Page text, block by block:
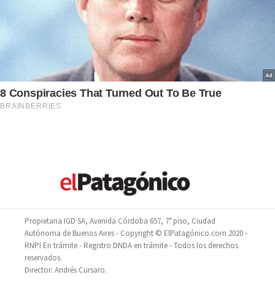
Propietaria IGD SA, Avenida Córdoba 657, 7° piso, Ciudad
Autónoma de Buenos Aires - Copyright © ElPatagónico.com 2020 -
RNPI En trámite - Registro DNDA en trámite - Todos los derechos
reservados.
Director: Andrés Cursaro.